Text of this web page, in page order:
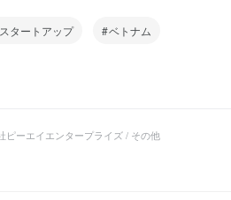
スタートアップ ベトナム
ピーエイエンタープライズ / その他